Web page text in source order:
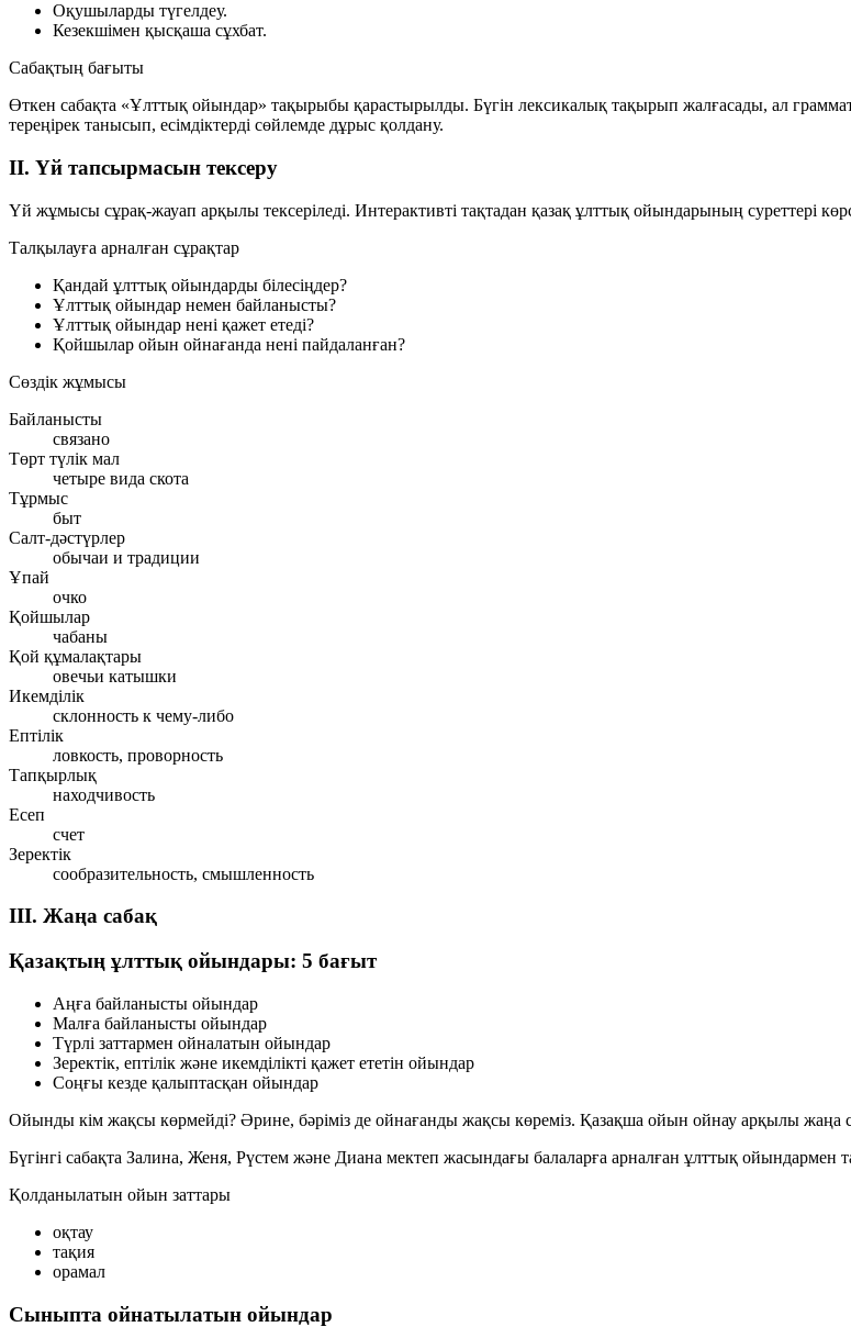
Оқушыларды түгелдеу.
Кезекшімен қысқаша сұхбат.
Сабақтың бағыты
Өткен сабақта «Ұлттық ойындар» тақырыбы қарастырылды. Бүгін лексикалық тақырып жалғасады, ал
тереңірек танысып, есімдіктерді сөйлемде дұрыс қолдану.
II. Үй тапсырмасын тексеру
Үй жұмысы сұрақ-жауап арқылы тексеріледі. Интерактивті тақтадан қазақ ұлттық ойындарының суреттері
Талқылауға арналған сұрақтар
Қандай ұлттық ойындарды білесіңдер?
Ұлттық ойындар немен байланысты?
Ұлттық ойындар нені қажет етеді?
Қойшылар ойын ойнағанда нені пайдаланған?
Сөздік жұмысы
Байланысты
связано
Төрт түлік мал
четыре вида скота
Тұрмыс
быт
Салт-дәстүрлер
обычаи и традиции
Ұпай
очко
Қойшылар
чабаны
Қой құмалақтары
овечьи катышки
Икемділік
склонность к чему-либо
Ептілік
ловкость, проворность
Тапқырлық
находчивость
Есеп
счет
Зеректік
сообразительность, смышленность
III. Жаңа сабақ
Қазақтың ұлттық ойындары: 5 бағыт
Аңға байланысты ойындар
Малға байланысты ойындар
Түрлі заттармен ойналатын ойындар
Зеректік, ептілік және икемділікті қажет ететін ойындар
Соңғы кезде қалыптасқан ойындар
Ойынды кім жақсы көрмейді? Әрине, бәріміз де ойнағанды жақсы көреміз. Қазақша ойын ойнау арқылы жаңа
Бүгінгі сабақта Залина, Женя, Рүстем және Диана мектеп жасындағы балаларға арналған ұлттық
Қолданылатын ойын заттары
оқтау
тақия
орамал
Сыныпта ойнатылатын ойындар